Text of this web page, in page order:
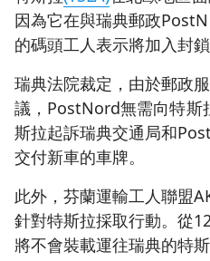
因為它在與瑞典郵政
的碼頭工人表示將加入封鎖
瑞典法院裁定，由於郵政
議，PostNord無需向特斯
斯拉起訴瑞典交通局和
交付新車的車牌。
此外，芬蘭運輸工人聯盟
針對特斯拉採取行動。從
將不會裝載運往瑞典的特